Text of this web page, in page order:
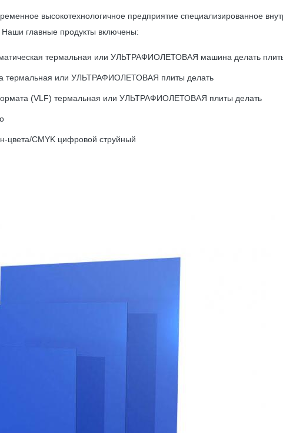
высокотехнологичное предприятие специализированное
главные продукты включены:
термальная или УЛЬТРАФИОЛЕТОВАЯ машина делать
термальная или УЛЬТРАФИОЛЕТОВАЯ плиты делать
(VLF) термальная или УЛЬТРАФИОЛЕТОВАЯ плиты делать
цвета/CMYK цифровой струйный